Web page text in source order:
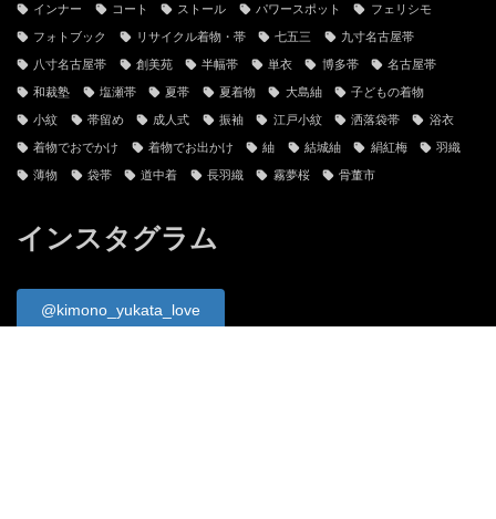
インナー コート ストール パワースポット フェリシモ
フォトブック リサイクル着物・帯 七五三 九寸名古屋帯
八寸名古屋帯 創美苑 半幅帯 単衣 博多帯 名古屋帯
和裁塾 塩瀬帯 夏帯 夏着物 大島紬 子どもの着物
小紋 帯留め 成人式 振袖 江戸小紋 洒落袋帯 浴衣
着物でおでかけ 着物でお出かけ 紬 結城紬 絹紅梅 羽織
薄物 袋帯 道中着 長羽織 霧夢桜 骨董市
インスタグラム
@kimono_yukata_love